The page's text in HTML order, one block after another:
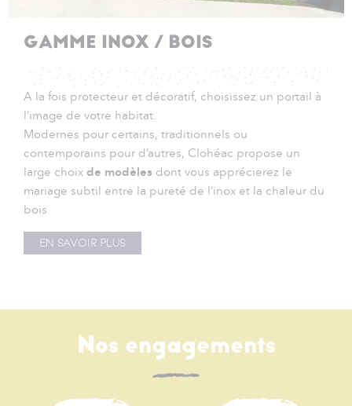
GAMME INOX / BOIS
A la fois protecteur et décoratif, choisissez un portail à
l’image de votre habitat.
Modernes pour certains, traditionnels ou
contemporains pour d’autres, Clohéac propose un
large choix de modèles dont vous apprécierez le
mariage subtil entre la pureté de l’inox et la chaleur du
bois
EN SAVOIR PLUS
Nos engagements